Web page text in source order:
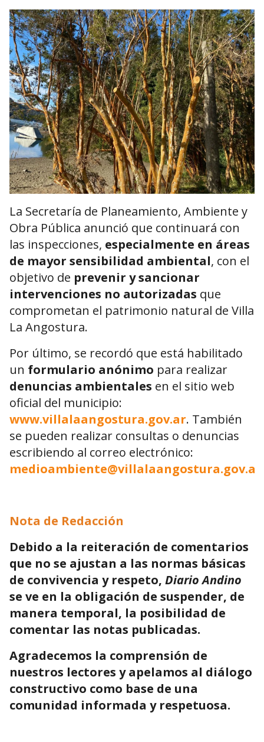
La Secretaría de Planeamiento, Ambiente y
Obra Pública anunció que continuará con
las inspecciones, especialmente en áreas
de mayor sensibilidad ambiental, con el
objetivo de prevenir y sancionar
intervenciones no autorizadas que
comprometan el patrimonio natural de Villa
La Angostura.
Por último, se recordó que está habilitado
un formulario anónimo para realizar
denuncias ambientales en el sitio web
oficial del municipio:
www.villalaangostura.gov.ar. También
se pueden realizar consultas o denuncias
escribiendo al correo electrónico:
medioambiente@villalaangostura.gov.ar
Nota de Redacción
Debido a la reiteración de comentarios
que no se ajustan a las normas básicas
de convivencia y respeto, Diario Andino
se ve en la obligación de suspender, de
manera temporal, la posibilidad de
comentar las notas publicadas.
Agradecemos la comprensión de
nuestros lectores y apelamos al diálogo
constructivo como base de una
comunidad informada y respetuosa.